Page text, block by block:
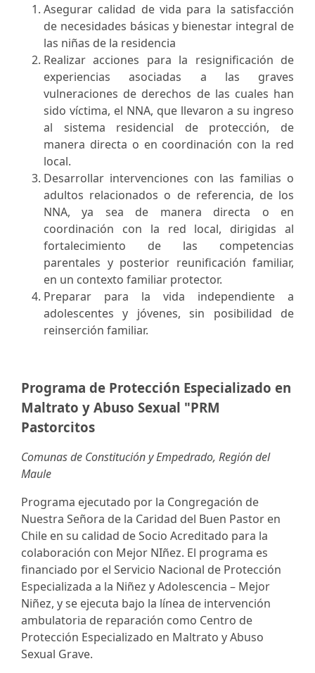
Asegurar calidad de vida para la satisfacción
de necesidades básicas y bienestar integral de
las niñas de la residencia
Realizar acciones para la resignificación de
experiencias asociadas a las graves
vulneraciones de derechos de las cuales han
sido víctima, el NNA, que llevaron a su ingreso
al sistema residencial de protección, de
manera directa o en coordinación con la red
local.
Desarrollar intervenciones con las familias o
adultos relacionados o de referencia, de los
NNA, ya sea de manera directa o en
coordinación con la red local, dirigidas al
fortalecimiento de las competencias
parentales y posterior reunificación familiar,
en un contexto familiar protector.
Preparar para la vida independiente a
adolescentes y jóvenes, sin posibilidad de
reinserción familiar.
Programa de Protección Especializado en
Maltrato y Abuso Sexual "PRM
Pastorcitos
Comunas de Constitución y Empedrado, Región del
Maule
Programa ejecutado por la Congregación de
Nuestra Señora de la Caridad del Buen Pastor en
Chile en su calidad de Socio Acreditado para la
colaboración con Mejor NIñez. El programa es
financiado por el Servicio Nacional de Protección
Especializada a la Niñez y Adolescencia – Mejor
Niñez, y se ejecuta bajo la línea de intervención
ambulatoria de reparación como Centro de
Protección Especializado en Maltrato y Abuso
Sexual Grave.